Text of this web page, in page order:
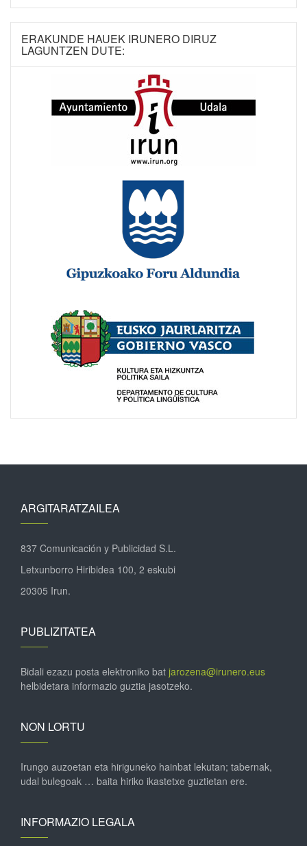
ERAKUNDE HAUEK IRUNERO DIRUZ
LAGUNTZEN DUTE:
ARGITARATZAILEA
837 Comunicación y Publicidad S.L.
Letxunborro Hiribidea 100, 2 eskubi
20305 Irun.
PUBLIZITATEA
Bidali ezazu posta elektroniko bat jarozena@irunero.eus
helbidetara informazio guztia jasotzeko.
NON LORTU
Irungo auzoetan eta hiriguneko hainbat lekutan; tabernak,
udal bulegoak … baita hiriko ikastetxe guztietan ere.
INFORMAZIO LEGALA